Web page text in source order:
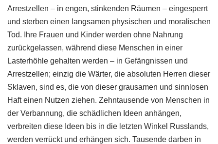
Arrestzellen – in engen, stinkenden Räumen – eingesperrt
und sterben einen langsamen physischen und moralischen
Tod. Ihre Frauen und Kinder werden ohne Nahrung
zurückgelassen, während diese Menschen in einer
Lasterhöhle gehalten werden – in Gefängnissen und
Arrestzellen; einzig die Wärter, die absoluten Herren dieser
Sklaven, sind es, die von dieser grausamen und sinnlosen
Haft einen Nutzen ziehen. Zehntausende von Menschen in
der Verbannung, die schädlichen Ideen anhängen,
verbreiten diese Ideen bis in die letzten Winkel Russlands,
werden verrückt und erhängen sich. Tausende darben in